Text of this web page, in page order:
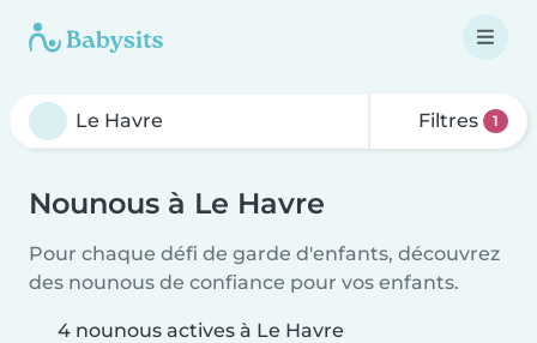
Filtres 1
Nounous à Le Havre
Pour chaque défi de garde d'enfants, découvrez
des nounous de confiance pour vos enfants.
4 nounous actives à Le Havre